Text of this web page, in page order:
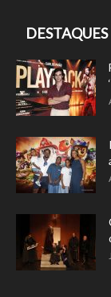
DESTAQUES